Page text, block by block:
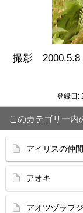
撮影
登録日:
このカテゴリー内
アイリスの仲間
アオキ
アオツヅラフジ